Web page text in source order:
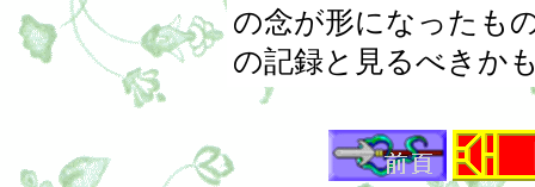
の念が形になったも
の記録と見るべきか